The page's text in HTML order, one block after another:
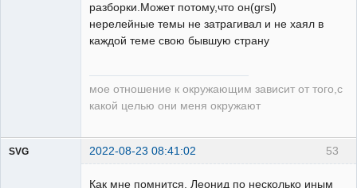
разборки.Может потому,что он(grsl)
нерелейные темы не затрагивал и не хаял в
каждой теме свою бывшую страну
мое отношение к окружающим зависит от того,с
какой целью они меня окружают
53
SVG 2022-08-23 08:41:02
Как мне помнится, Леонид по несколько иным